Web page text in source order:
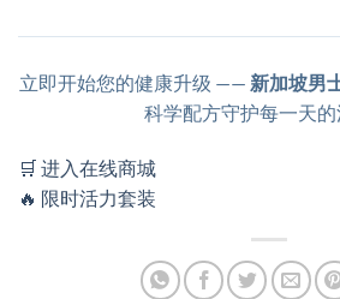
立即开始您的健康升级 —— 新加坡男
科学配方守护每一天的
🛒 进入在线商城
🔥 限时活力套装